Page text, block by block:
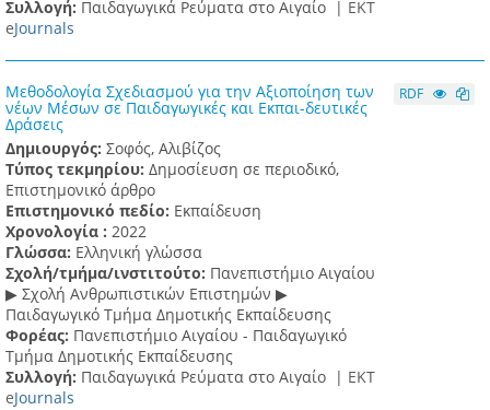
Συλλογή: Παιδαγωγικά Ρεύματα στο Αιγαίο | ΕΚΤ
eJournals
Μεθοδολογία Σχεδιασμού για την Αξιοποίηση των
νέων Μέσων σε Παιδαγωγικές και Εκπαι-δευτικές
Δράσεις
Δημιουργός: Σοφός, Αλιβίζος
Τύπος τεκμηρίου: Δημοσίευση σε περιοδικό,
Επιστημονικό άρθρο
Επιστημονικό πεδίο: Εκπαίδευση
Χρονολογία : 2022
Γλώσσα: Ελληνική γλώσσα
Σχολή/τμήμα/ινστιτούτο: Πανεπιστήμιο Αιγαίου
▶ Σχολή Ανθρωπιστικών Επιστημών ▶
Παιδαγωγικό Τμήμα Δημοτικής Εκπαίδευσης
Φορέας: Πανεπιστήμιο Αιγαίου - Παιδαγωγικό
Τμήμα Δημοτικής Εκπαίδευσης
Συλλογή: Παιδαγωγικά Ρεύματα στο Αιγαίο | ΕΚΤ
eJournals
RDF